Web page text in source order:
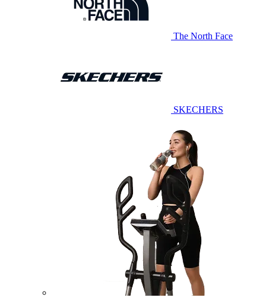
The North Face
SKECHERS